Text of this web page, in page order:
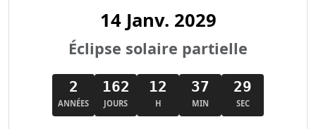
14 Janv. 2029
Éclipse solaire partielle
2
ANNÉES
162
JOURS
12
H
37
MIN
27
SEC